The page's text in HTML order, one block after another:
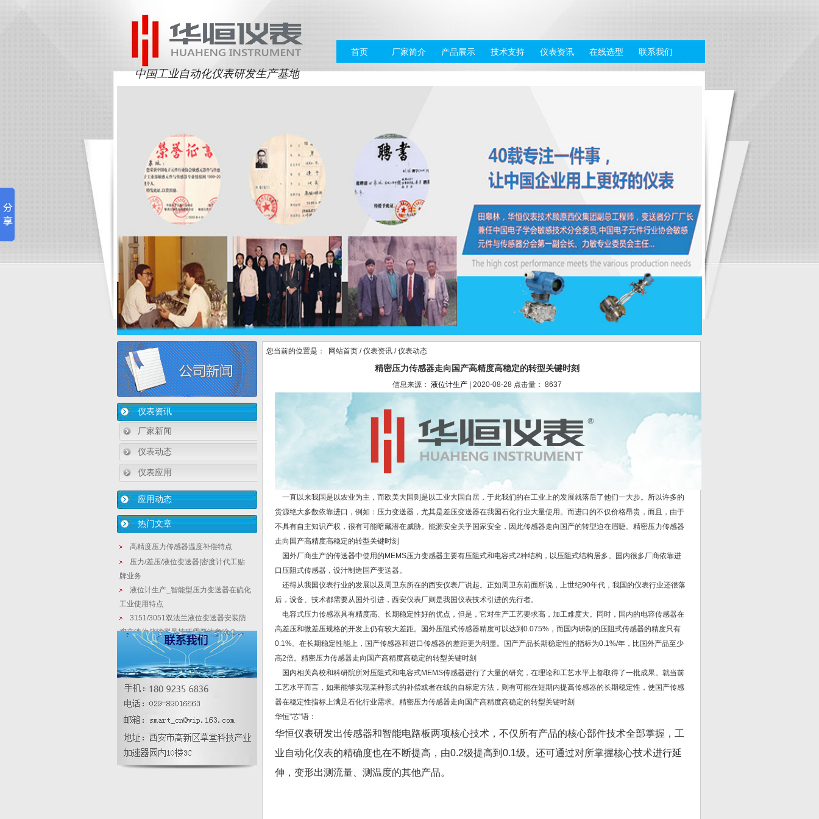
中国工业自动化仪表研发生产基地
首页 厂家简介 产品展示 技术支持 仪表资讯 在线选型 联系我们
仪表资讯
厂家新闻
仪表动态
仪表应用
应用动态
热门文章
高精度压力传感器温度补偿特点
压力/差压/液位变送器|密度计代工贴
牌业务
液位计生产_智能型压力变送器在硫化
工业使用特点
3151/3051双法兰液位变送器安装防
腐高液位储罐测量技巧需要注意啥？
静压式液位变送器如何做到正确维护
医疗废水臭氧处理系统中差压密度计
设计好处
插入式涡街流量计介绍
差压变送器选购应该考虑的几点问题
您当前的位置是： 网站首页 /仪表资讯 / 仪表动态
精密压力传感器走向国产高精度高稳定的转型关键时刻
信息来源： 液位计生产 | 2020-08-28 点击量： 8637
一直以来我国是以农业为主，而欧美大国则是以工业大国自居，于此我们的在工业上的发展就落后了他们一大步。所以许多的
货源绝大多数依靠进口，例如：压力变送器，尤其是差压变送器在我国石化行业大量使用。而进口的不仅价格昂贵，而且，由于
不具有自主知识产权，很有可能暗藏潜在威胁。能源安全关乎国家安全，因此传感器走向国产的转型迫在眉睫。精密压力传感器
走向国产高精度高稳定的转型关键时刻
国外厂商生产的传送器中使用的MEMS压力变感器主要有压阻式和电容式2种结构，以压阻式结构居多。国内很多厂商依靠进
口压阻式传感器，设汁制造国产变送器。
还得从我国仪表行业的发展以及周卫东所在的西安仪表厂说起。正如周卫东前面所说，上世纪90年代，我国的仪表行业还很落
后，设备、技术都需要从国外引进，西安仪表厂则是我国仪表技术引进的先行者。
电容式压力传感器具有精度高、长期稳定性好的优点，但是，它对生产工艺要求高，加工难度大。同时，国内的电容传感器在
高差压和微差压规格的开发上仍有较大差距。国外压阻式传感器精度可以达到0.075%，而国内研制的压阻式传感器的精度只有
0.1%。在长期稳定性能上，国产传感器和进口传感器的差距更为明显。国产产品长期稳定性的指标为0.1%/年，比国外产品至少
高2倍。精密压力传感器走向国产高精度高稳定的转型关键时刻
国内相关高校和科研院所对压阻式和电容式MEMS传感器进行了大量的研究，在理论和工艺水平上都取得了一批成果。就当前
工艺水平而言，如果能够实现某种形式的补偿或者在线的自标定方法，则有可能在短期内提高传感器的长期稳定性，使国产传感
器在稳定性指标上满足石化行业需求。精密压力传感器走向国产高精度高稳定的转型关键时刻
华恒"芯"语：
华恒仪表研发出传感器和智能电路板两项核心技术，不仅所有产品的核心部件技术全部掌握，工
业自动化仪表的精确度也在不断提高，由0.2级提高到0.1级。 还可通过对所掌握核心技术进行延
伸，变形出测流量、测温度的其他产品。